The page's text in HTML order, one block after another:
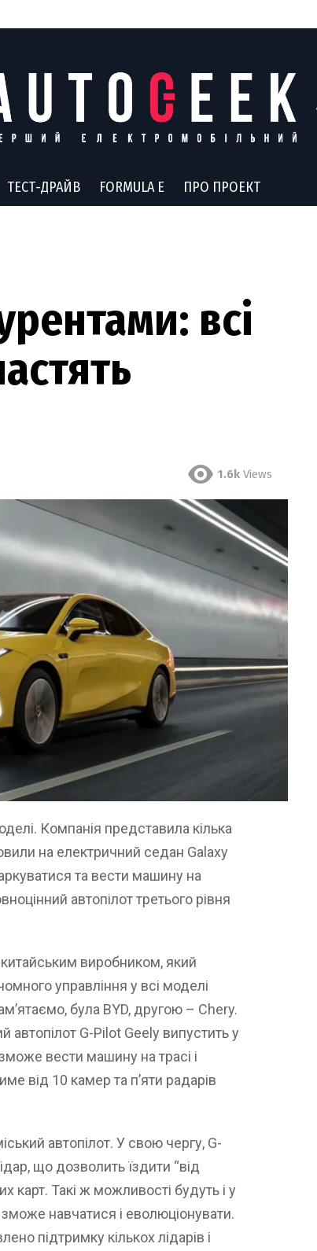
ТЕСТ-ДРАЙВ FORMULA E ПРО ПРОЕКТ
всі
1.6k Views
Компанія представила кілька
на електричний седан Galaxy
та вести машину на
автопілот третього рівня
китайським виробником, який
управління у всі моделі
була BYD, другою – Chery.
автопілот G-Pilot Geely випустить у
вести машину на трасі і
від 10 камер та п’яти радарів
автопілот. У свою чергу, G-
що дозволить їздити “від
карт. Такі ж можливості будуть і у
навчатися і еволюціонувати.
підтримку кількох лідарів і